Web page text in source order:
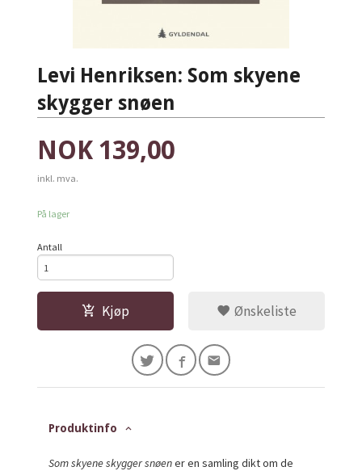
Levi Henriksen: Som skyene
skygger snøen
Pris
NOK 139,00
inkl. mva.
På lager
Antall
Kjøp Ønskeliste
Produktinfo
Som skyene skygger snøener en samling dikt om de